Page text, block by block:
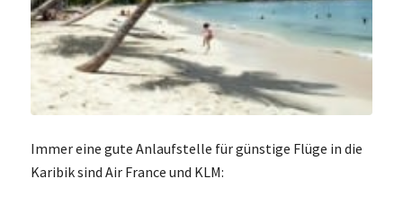
Immer eine gute Anlaufstelle für günstige Flüge in die
Karibik sind Air France und KLM: